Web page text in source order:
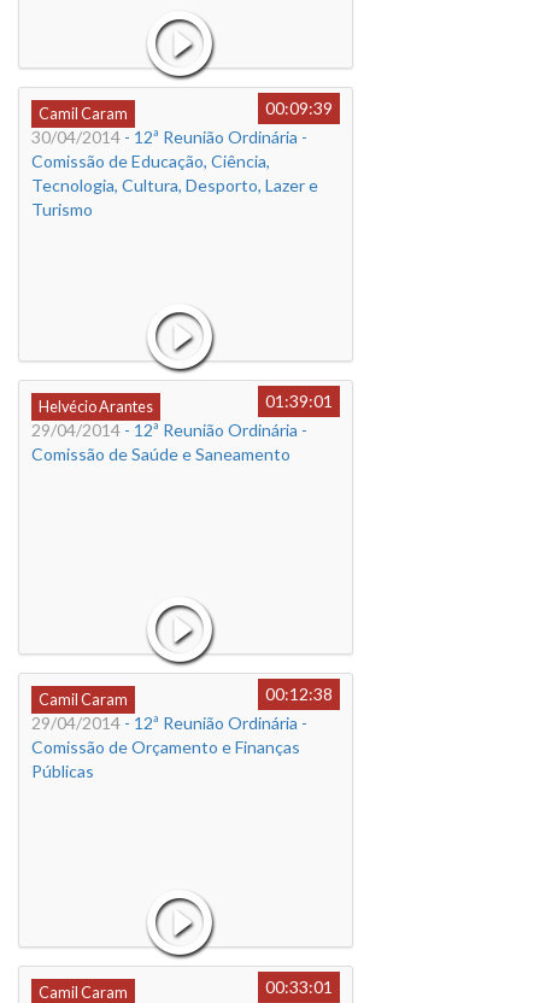
Camil Caram
00:09:39
30/04/2014 - 12ª Reunião Ordinária -
Comissão de Educação, Ciência,
Tecnologia, Cultura, Desporto, Lazer e
Turismo
Helvécio Arantes
01:39:01
29/04/2014 - 12ª Reunião Ordinária -
Comissão de Saúde e Saneamento
Camil Caram
00:12:38
29/04/2014 - 12ª Reunião Ordinária -
Comissão de Orçamento e Finanças
Públicas
Camil Caram
00:33:01